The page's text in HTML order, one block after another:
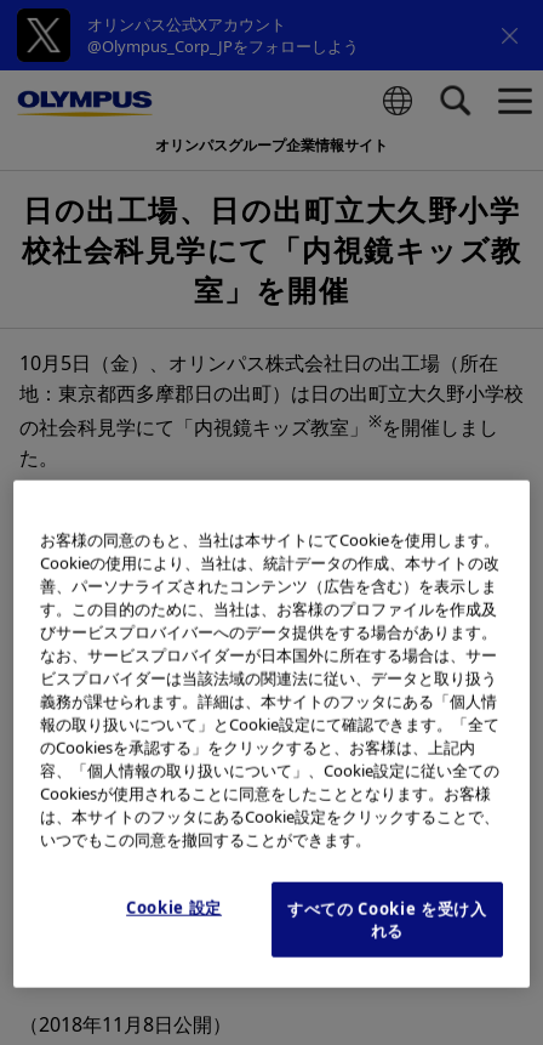
オリンパス公式Xアカウント
@Olympus_Corp_JPをフォローしよう
オリンパスグループ企業情報サイト
日の出工場、日の出町立大久野小学
校社会科見学にて「内視鏡キッズ教
室」を開催
10月5日（金）、オリンパス株式会社日の出工場（所在
地：東京都西多摩郡日の出町）は日の出町立大久野小学校
の社会科見学にて「内視鏡キッズ教室」 ※を開催しまし
た。
学3年生の児童49名が参加しました。子供たちは、内視鏡
の説明に対して積極的に質問をするなど、熱心に耳を傾け
ていました。実際に内視鏡や処置具の操作を体験した子供
たちからは「勉強になった」「楽しかった」といった感想
がありました。また、引率の先生からは「社会科の学習と
ともに、将来のキャリアにつながる原体験になったと感じ
ている」といったコメントがありました。
オリンパスは、次世代人材の育成などの活動を通じて、社
会に貢献していきます。
※ 未来を担う子どもたちに、オリンパスが内視鏡を通じ
て世の中の課題解決に貢献していることを学んでもらう活
動。講義とともに内視鏡や処置具の操作を体験することが
（2018年11月8日公開）
お客様の同意のもと、当社は本サイトにてCookieを使用します。
Cookieの使用により、当社は、統計データの作成、本サイトの改
善、パーソナライズされたコンテンツ（広告を含む）を表示しま
す。この目的のために、当社は、お客様のプロファイルを作成及
びサービスプロバイバーへのデータ提供をする場合があります。
なお、サービスプロバイダーが日本国外に所在する場合は、サー
ビスプロバイダーは当該法域の関連法に従い、データと取り扱う
義務が課せられます。詳細は、本サイトのフッタにある「個人情
報の取り扱いについて」とCookie設定にて確認できます。「全て
のCookiesを承認する」をクリックすると、お客様は、上記内
容、「個人情報の取り扱いについて」、Cookie設定に従い全ての
Cookiesが使用されることに同意をしたこととなります。お客様
は、本サイトのフッタにあるCookie設定をクリックすることで、
いつでもこの同意を撤回することができます。
Cookie 設定
すべての Cookie を受け入
れる